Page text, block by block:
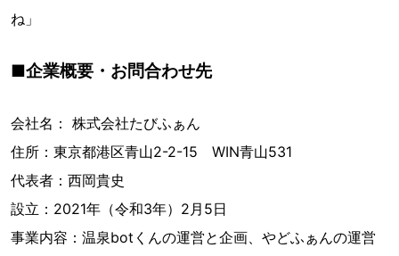
ね」
■企業概要・お問合わせ先
会社名： 株式会社たびふぁん
住所：東京都港区青山2-2-15 WIN青山531
代表者：西岡貴史
設立：2021年（令和3年）2月5日
事業内容：温泉botくんの運営と企画、やどふぁんの運営